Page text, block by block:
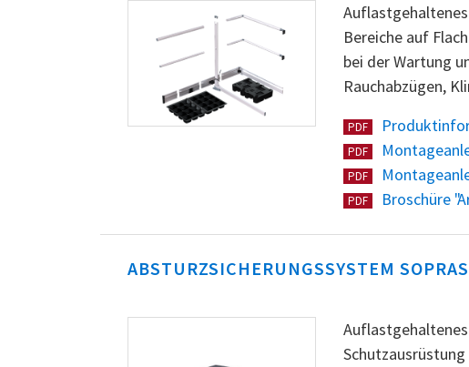
Bereiche auf
bei der Wartung
Rauchabzügen,
PDF
PDF
PDF
PDF Broschüre
ABSTURZSICHERUNGSSYSTEM